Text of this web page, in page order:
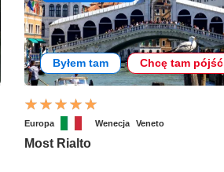
Byłem tam Chcę tam pójść
Europa Wenecja Veneto
Most Rialto